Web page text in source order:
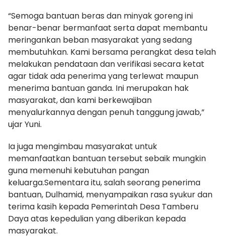
“Semoga bantuan beras dan minyak goreng ini
benar-benar bermanfaat serta dapat membantu
meringankan beban masyarakat yang sedang
membutuhkan. Kami bersama perangkat desa telah
melakukan pendataan dan verifikasi secara ketat
agar tidak ada penerima yang terlewat maupun
menerima bantuan ganda. Ini merupakan hak
masyarakat, dan kami berkewajiban
menyalurkannya dengan penuh tanggung jawab,”
ujar Yuni.
Ia juga mengimbau masyarakat untuk
memanfaatkan bantuan tersebut sebaik mungkin
guna memenuhi kebutuhan pangan
keluarga.Sementara itu, salah seorang penerima
bantuan, Dulhamid, menyampaikan rasa syukur dan
terima kasih kepada Pemerintah Desa Tamberu
Daya atas kepedulian yang diberikan kepada
masyarakat.